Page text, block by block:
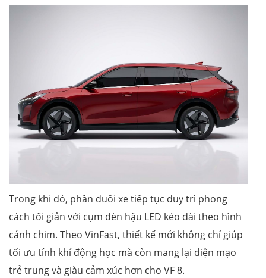
Trong khi đó, phần đuôi xe tiếp tục duy trì phong
cách tối giản với cụm đèn hậu LED kéo dài theo hình
cánh chim. Theo VinFast, thiết kế mới không chỉ giúp
tối ưu tính khí động học mà còn mang lại diện mạo
trẻ trung và giàu cảm xúc hơn cho VF 8.